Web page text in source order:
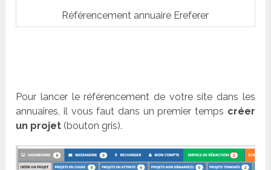
Référencement annuaire Ereferer
Pour lancer le référencement de votre site dans les
annuaires, il vous faut dans un premier temps créer
un projet (bouton gris).